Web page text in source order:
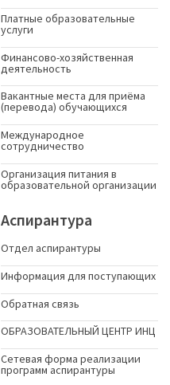
Платные образовательные
услуги
Финансово-хозяйственная
деятельность
Вакантные места для приёма
(перевода) обучающихся
Международное
сотрудничество
Организация питания в
образовательной организации
Аспирантура
Отдел аспирантуры
Информация для поступающих
Обратная связь
ОБРАЗОВАТЕЛЬНЫЙ ЦЕНТР ИНЦ
Сетевая форма реализации
программ аспирантуры